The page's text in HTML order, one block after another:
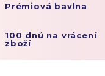
Prémiová bavlna
100 dnů na vrácení
zboží